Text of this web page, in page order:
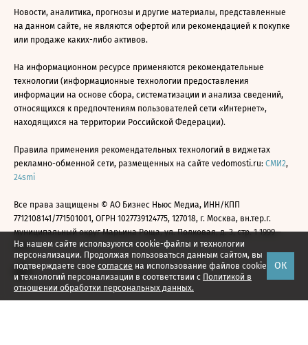
На нашем сайте используются cookie-файлы и технологии
персонализации. Продолжая пользоваться данным сайтом, вы
подтверждаете свое согласие на использование файлов cookie
и технологий персонализации в соответствии с Политикой в
отношении обработки персональных данных.
ОК
Новости, аналитика, прогнозы и другие материалы, представленные
на данном сайте, не являются офертой или рекомендацией к покупке
или продаже каких-либо активов.
На информационном ресурсе применяются рекомендательные
технологии (информационные технологии предоставления
информации на основе сбора, систематизации и анализа сведений,
относящихся к предпочтениям пользователей сети «Интернет»,
находящихся на территории Российской Федерации).
Правила применения рекомендательных технологий в виджетах
рекламно-обменной сети, размещенных на сайте vedomosti.ru: СМИ2,
24smi
Все права защищены © АО Бизнес Ньюс Медиа, ИНН/КПП
7712108141/771501001, ОГРН 1027739124775, 127018, г. Москва, вн.тер.г.
муниципальный округ Марьина Роща, ул. Полковая, д. 3, стр. 1 1999—
2026